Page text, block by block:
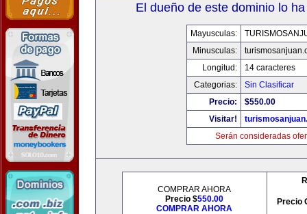
El dueño de este dominio lo
Mayusculas:
Minusculas:
Longitud:
14 caracteres
Categorias:
Sin Clasificar
Precio:
$550.00
Visitar!
Serán consideradas
COMPRAR AHORA
Precio $550.00
COMPRAR AHORA
Precio